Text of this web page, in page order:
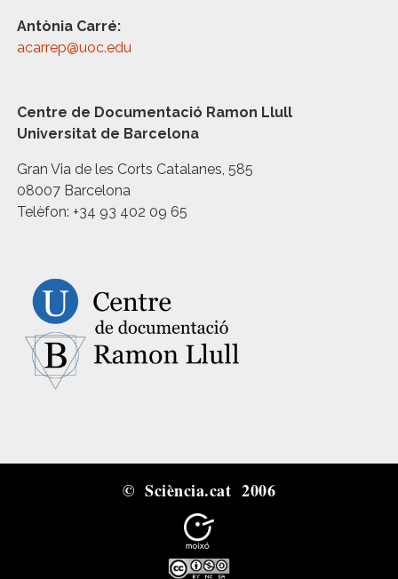
Antònia Carré:
acarrep@uoc.edu
Centre de Documentació Ramon Llull
Universitat de Barcelona
Gran Via de les Corts Catalanes, 585
08007 Barcelona
Telèfon: +34 93 402 09 65
© Sciència.cat 2006